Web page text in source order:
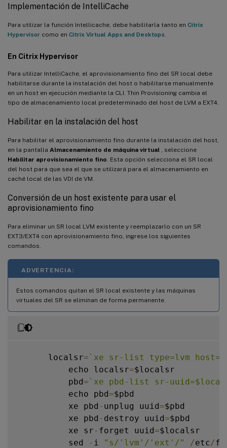
Implementación de IntelliCache
Para utilizar la función Intellicache, debe habilitarla tanto en Citrix
Hypervisor como en Citrix Virtual Apps and Desktops.
En Citrix Hypervisor
Para utilizar IntelliCache, el aprovisionamiento fino del SR local debe
habilitarse durante la instalación del host o habilitarse manualmente
en un host en ejecución mediante la CLI. Thin Provisioning cambia el
tipo de almacenamiento local predeterminado del host de LVM a EXT4.
Habilitar en la instalación del host
Para habilitar el aprovisionamiento fino durante la instalación del host,
en la pantalla Almacenamiento de máquina virtual , seleccione
Habilitar aprovisionamiento fino. Esta opción selecciona el SR local
del host para que sea el que se utilizará para el almacenamiento en
caché local de las VDI de VM.
Conversión de un host existente para usar el
aprovisionamiento fino
Para eliminar un SR local LVM existente y reemplazarlo con un SR
EXT3/EXT4 con aprovisionamiento fino, ingrese los siguientes
comandos.
ADVERTENCIA:
Estos comandos quitan el SR local existente y las máquinas
virtuales del SR se eliminan de forma permanente.
      localsr
=` xe sr-list type=lvm
          echo localsr
=$localsr
          pbd
=` xe pbd-list sr-
          echo pbd
=$pbd
          xe pbd
- unplug uuid=$pbd
          xe pbd
- destroy uuid=$pbd
          xe sr
- forget uuid=$localsr
          sed
- i "s/'lvm'/'ext'/" /etc/